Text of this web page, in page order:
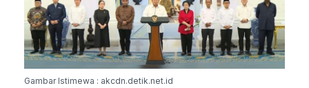
Gambar Istimewa : akcdn.detik.net.id